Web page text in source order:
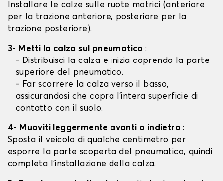
Installare le calze sulle ruote motrici (anteriore
per la trazione anteriore, posteriore per la
trazione posteriore).
3- Metti la calza sul pneumatico:
- Distribuisci la calza e inizia coprendo la parte
superiore del pneumatico.
- Far scorrere la calza verso il basso,
assicurandosi che copra l'intera superficie di
contatto con il suolo.
4- Muoviti leggermente avanti o indietro:
Sposta il veicolo di qualche centimetro per
esporre la parte scoperta del pneumatico, quindi
completa l'installazione della calza.